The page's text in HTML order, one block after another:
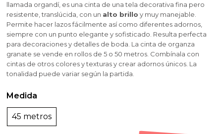
llamada organdí, es una cinta de una tela decorativa fina pero
resistente, translúcida, con un alto brillo y muy manejable.
Permite hacer lazos fácilmente así como diferentes adornos,
siempre con un punto elegante y sofisticado. Resulta perfecta
para decoraciones y detalles de boda. La cinta de organza
granate se vende en rollos de 5 o 50 metros. Combínala con
cintas de otros colores y texturas y crear adornos únicos. La
tonalidad puede variar según la partida.
Medida
45 metros